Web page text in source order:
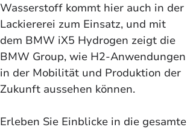
Wasserstoff kommt hier auch in der
Lackiererei zum Einsatz, und mit
dem BMW iX5 Hydrogen zeigt die
BMW Group, wie H2-Anwendungen
in der Mobilität und Produktion der
Zukunft aussehen können.
Erleben Sie Einblicke in die gesamte